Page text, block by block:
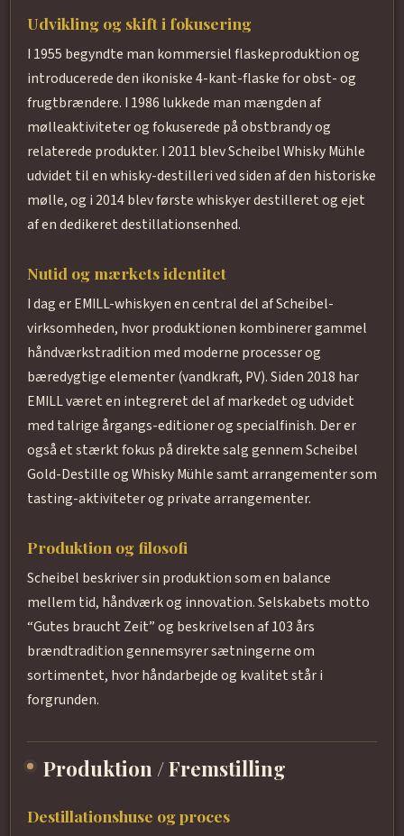
Udvikling og skift i fokusering
I 1955 begyndte man kommersiel flaskeproduktion og
introducerede den ikoniske 4-kant-flaske for obst- og
frugtbrændere. I 1986 lukkede man mængden af
mølleaktiviteter og fokuserede på obstbrandy og
relaterede produkter. I 2011 blev Scheibel Whisky Mühle
udvidet til en whisky-destilleri ved siden af den historiske
mølle, og i 2014 blev første whiskyer destilleret og ejet
af en dedikeret destillationsenhed.
Nutid og mærkets identitet
I dag er EMILL-whiskyen en central del af Scheibel-
virksomheden, hvor produktionen kombinerer gammel
håndværkstradition med moderne processer og
bæredygtige elementer (vandkraft, PV). Siden 2018 har
EMILL været en integreret del af markedet og udvidet
med talrige årgangs-editioner og specialfinish. Der er
også et stærkt fokus på direkte salg gennem Scheibel
Gold-Destille og Whisky Mühle samt arrangementer som
tasting-aktiviteter og private arrangementer.
Produktion og filosofi
Scheibel beskriver sin produktion som en balance
mellem tid, håndværk og innovation. Selskabets motto
“Gutes braucht Zeit” og beskrivelsen af 103 års
brændtradition gennemsyrer sætningerne om
sortimentet, hvor håndarbejde og kvalitet står i
forgrunden.
Produktion / Fremstilling
Destillationshuse og proces